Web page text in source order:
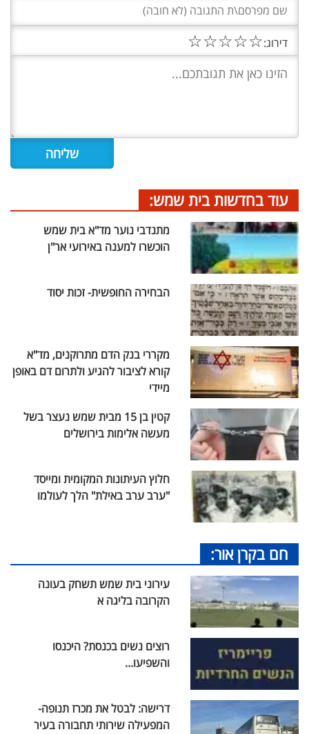
דירוג:☆
☆
☆
☆
☆
עוד בחדשות בית שמש:
מתנדבי נוער מד"א בית שמש
הוכשרו למענה באירועי אר"ן
הבחירה החופשית- זכות יסוד
מקררי בנק הדם מתרוקנים, מד"א
קורא לציבור להגיע ולתרום דם באופן
מיידי
קטין בן 15 מבית שמש נעצר בשל
מעשה אלימות בירושלים
חלוץ העיתונות המקומית ומייסד
"ערב ערב באילת" הלך לעולמו
חם בקרן אור:
עירוני בית שמש תשחק בעונה
הקרובה בליגה א
רוצים נשים בכנסת? היכנסו
והשפיעו...
דרישה: לבטל את מכרז תנופה-
המפעילה שירותי תחבורה בעיר